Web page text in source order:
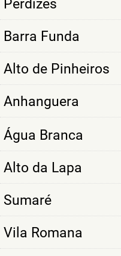
Perdizes
Barra Funda
Alto de Pinheiros
Anhanguera
Água Branca
Alto da Lapa
Sumaré
Vila Romana